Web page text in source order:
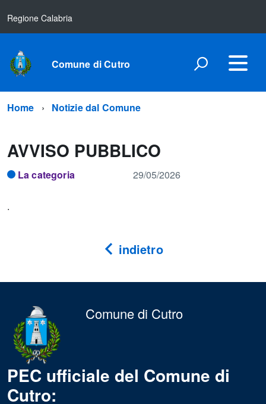
Regione Calabria
Comune di Cutro
Home Notizie dal Comune
AVVISO PUBBLICO
La categoria 29/05/2026
.
indietro
Comune di Cutro
PEC ufficiale del Comune di
Cutro: